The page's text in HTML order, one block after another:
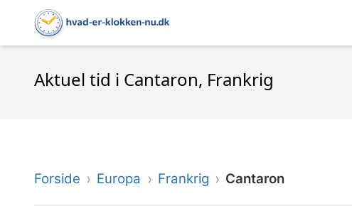
Aktuel tid i Cantaron, Frankrig
Forside Europa Frankrig Cantaron